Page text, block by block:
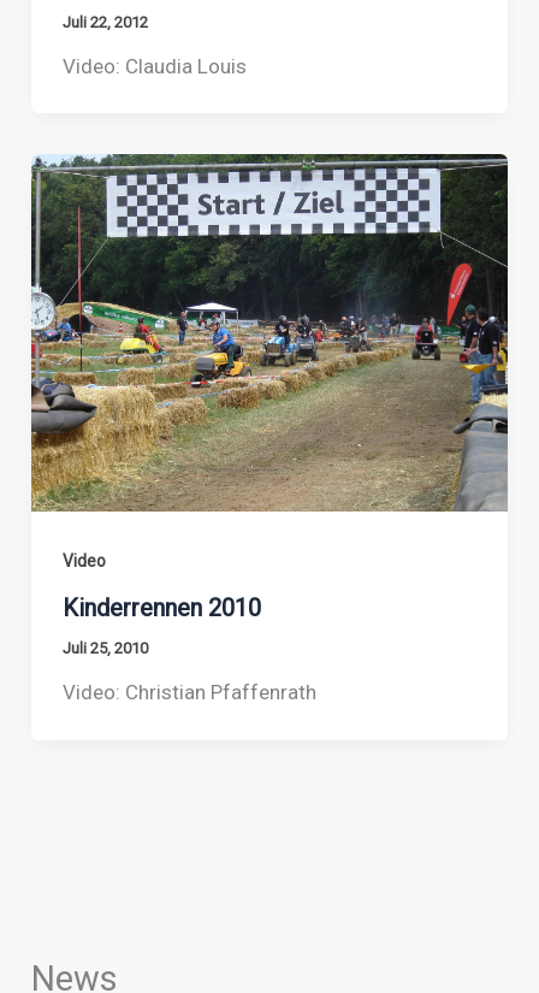
Juli 22, 2012
Video: Claudia Louis
Video
Kinderrennen 2010
Juli 25, 2010
Video: Christian Pfaffenrath
News